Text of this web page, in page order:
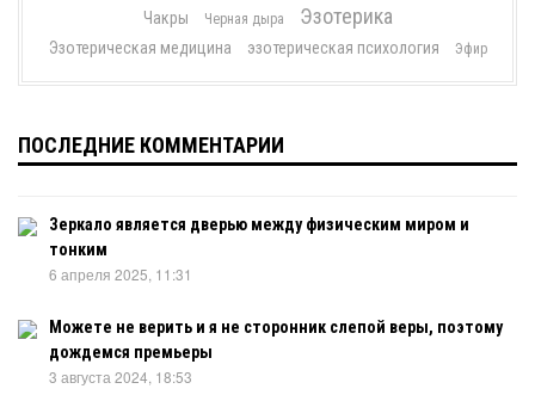
Чакры Черная дыра Эзотерика
Эзотерическая медицина эзотерическая психология Эфир
ПОСЛЕДНИЕ КОММЕНТАРИИ
Зеркало является дверью между физическим миром и
тонким
6 апреля 2025, 11:31
Можете не верить и я не сторонник слепой веры, поэтому
дождемся премьеры
3 августа 2024, 18:53